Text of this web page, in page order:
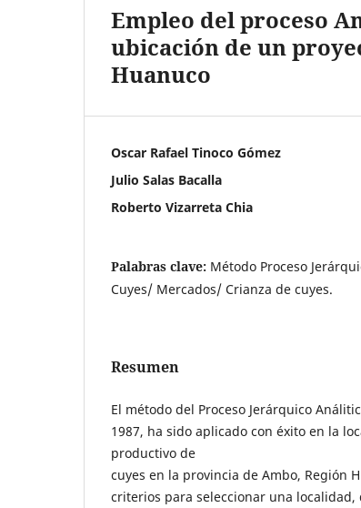
Empleo del proceso
ubicación de un
Huanuco
Oscar Rafael Tinoco Gómez
Julio Salas Bacalla
Roberto Vizarreta Chia
Palabras clave: Método Proceso
Cuyes/ Mercados/ Crianza de cuyes.
Resumen
El método del Proceso Jerárquico
1987, ha sido aplicado con éxito en la
productivo de
cuyes en la provincia de Ambo, Región
criterios para seleccionar una